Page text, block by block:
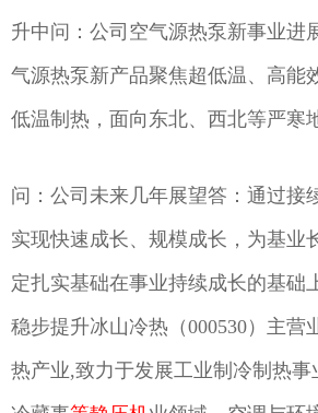
升中问：公司空气源热泵新事业进
气源热泵新产品聚焦超低温、高能
低温制热，面向东北、西北等严寒
问：公司未来几年展望答：通过接
实现快速成长、规模成长，为基业
定扎实基础在事业持续成长的基础
稳步提升冰山冷热（000530）主营
热产业,致力于发展工业制冷制热